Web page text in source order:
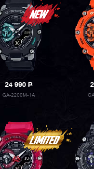
24 990P
GA-2200M-1A